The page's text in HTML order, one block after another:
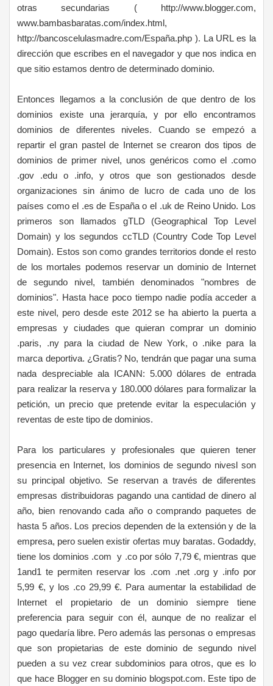
otras secundarias ( http://www.blogger.com,
www.bambasbaratas.com/index.html,
http://bancoscelulasmadre.com/España.php ). La URL es la
dirección que escribes en el navegador y que nos indica en
que sitio estamos dentro de determinado dominio.
Entonces llegamos a la conclusión de que dentro de los
dominios existe una jerarquía, y por ello encontramos
dominios de diferentes niveles. Cuando se empezó a
repartir el gran pastel de Internet se crearon dos tipos de
dominios de primer nivel, unos genéricos como el .como
.gov .edu o .info, y otros que son gestionados desde
organizaciones sin ánimo de lucro de cada uno de los
países como el .es de España o el .uk de Reino Unido. Los
primeros son llamados gTLD (Geographical Top Level
Domain) y los segundos ccTLD (Country Code Top Level
Domain). Estos son como grandes territorios donde el resto
de los mortales podemos reservar un dominio de Internet
de segundo nivel, también denominados "nombres de
dominios". Hasta hace poco tiempo nadie podía acceder a
este nivel, pero desde este 2012 se ha abierto la puerta a
empresas y ciudades que quieran comprar un dominio
.paris, .ny para la ciudad de New York, o .nike para la
marca deportiva. ¿Gratis? No, tendrán que pagar una suma
nada despreciable ala ICANN: 5.000 dólares de entrada
para realizar la reserva y 180.000 dólares para formalizar la
petición, un precio que pretende evitar la especulación y
reventas de este tipo de dominios.
Para los particulares y profesionales que quieren tener
presencia en Internet, los dominios de segundo nivesl son
su principal objetivo. Se reservan a través de diferentes
empresas distribuidoras pagando una cantidad de dinero al
año, bien renovando cada año o comprando paquetes de
hasta 5 años. Los precios dependen de la extensión y de la
empresa, pero suelen existir ofertas muy baratas. Godaddy,
tiene los dominios .com y .co por sólo 7,79 €, mientras que
1and1 te permiten reservar los .com .net .org y .info por
5,99 €, y los .co 29,99 €. Para aumentar la estabilidad de
Internet el propietario de un dominio siempre tiene
preferencia para seguir con él, aunque de no realizar el
pago quedaría libre. Pero además las personas o empresas
que son propietarias de este dominio de segundo nivel
pueden a su vez crear subdominios para otros, que es lo
que hace Blogger en su dominio blogspot.com. Este tipo de